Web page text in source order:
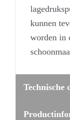
kunnen
worden in
Technische